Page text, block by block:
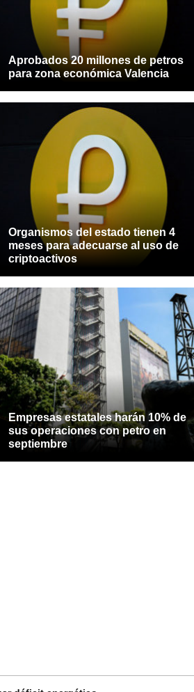
Aprobados 20 millones de petros
para zona económica Valencia
Organismos del estado tienen 4
meses para adecuarse al uso de
criptoactivos
Empresas estatales harán 10% de
sus operaciones con petro en
septiembre